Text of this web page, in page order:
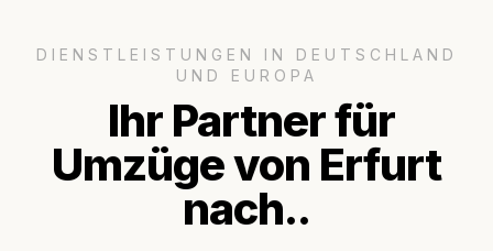
DIENSTLEISTUNGEN IN DEUTSCHLAND
UND EUROPA
Ihr Partner für
Umzüge von Erfurt
nach..